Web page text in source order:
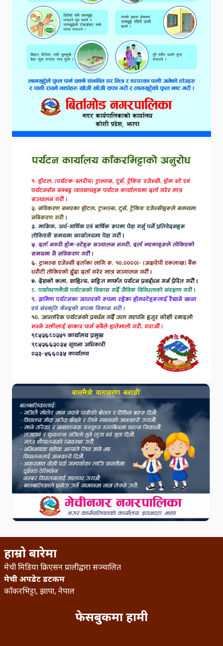
हाम्रो बारेमा
मेची मिडिया क्रिएसन प्रालीद्वारा सञ्चालित
मेची अपडेट डटकम
काँकरभिट्टा, झापा, नेपाल
फेसबुकमा हामी